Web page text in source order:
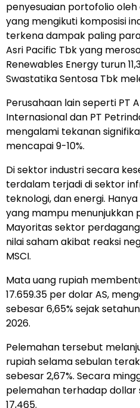
penyesuaian portofolio
yang mengikuti komposisi
terkena dampak paling
Asri Pacific Tbk yang
Renewables Energy turun
Swastatika Sentosa Tbk
Perusahaan lain seperti PT
Internasional dan PT
mengalami tekanan
mencapai 9-10%.
Di sektor industri secara
terdalam terjadi di sektor
teknologi, dan energi.
yang mampu menunjukkan
Mayoritas sektor
nilai saham akibat reaksi
MSCI.
Mata uang rupiah
17.659.35 per dolar AS,
sebesar 6,65% sejak
2026.
Pelemahan tersebut
rupiah selama sebulan
sebesar 2,67%. Secara
pelemahan terhadap dollar
17,465.